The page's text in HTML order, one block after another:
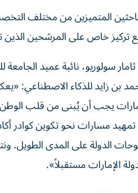
المتميزين من مختلف
مع تركيز خاص على المرشحين
سولوريو، نائبة عميد
بن زايد للذكاء الاصطناعي:
يجب أن يُبنى من قلب
مسارات نحو تكوين كوادر
الدولة على المدى الطويل.
الإمارات مستقبلاً».